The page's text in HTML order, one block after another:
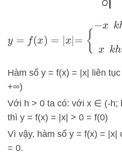
y =f( x)=|x |
−xkhi x
Hàm số y = f(x) = |x| liên
+∞)
Với h > 0 ta có: với x ∈ (-
thì y = f(x) = |x| > 0 = f(0)
Vì vậy, hàm số y = f(x) = |x|
= 0.